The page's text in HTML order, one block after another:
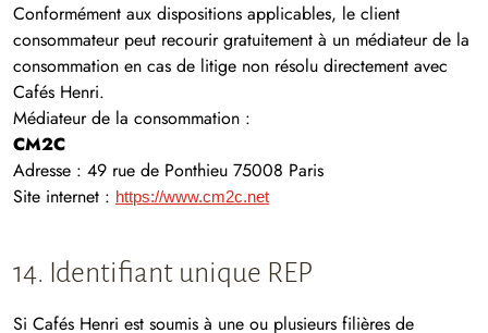
Conformément aux dispositions applicables, le client
consommateur peut recourir gratuitement à un médiateur de la
consommation en cas de litige non résolu directement avec
Cafés Henri.
Médiateur de la consommation :
CM2C
Adresse : 49 rue de Ponthieu 75008 Paris
Site internet : https://www.cm2c.net
14. Identifiant unique REP
Si Cafés Henri est soumis à une ou plusieurs filières de